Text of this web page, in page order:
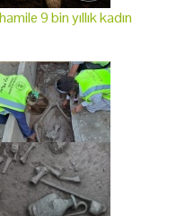
9 bin yıllık kadın